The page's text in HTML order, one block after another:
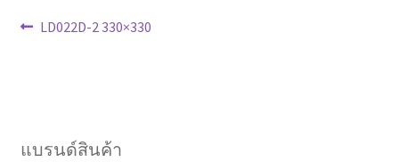
รับเหมาออกแบบติดตั้ง
แนะแนว
Previous
LD022D-2 330×330
แบรนด์สินค้า